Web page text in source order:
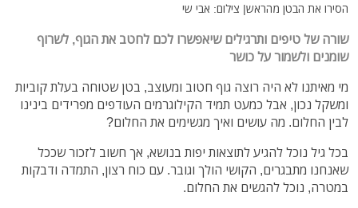
הסירו את הבטן מהראש| צילום: אבי שי
שורה של טיפים ותרגילים שיאפשרו לכם לחטב את הגוף, לשרוף
שומנים ולשמור על כושר
מי מאיתנו לא היה רוצה גוף חטוב ומעוצב, בטן שטוחה בעלת קוביות
ומשקל נכון, אבל כמעט תמיד הקילוגרמים העודפים מפרידים בינינו
לבין החלום. מה עושים ואיך מגשימים את החלום?
בכל גיל נוכל להגיע לתוצאות יפות בנושא, אך חשוב לזכור שככל
שאנחנו מתבגרים, הקושי הולך וגובר. עם כוח רצון, התמדה ודבקות
במטרה, נוכל להגשים את החלום.